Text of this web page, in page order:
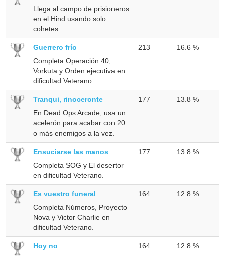
Llega al campo de prisioneros
en el Hind usando solo
cohetes.
Guerrero frío
Completa Operación 40,
Vorkuta y Orden ejecutiva en
dificultad Veterano.
213 16.6 %
Tranqui, rinoceronte
En Dead Ops Arcade, usa un
acelerón para acabar con 20
o más enemigos a la vez.
177 13.8 %
Ensuciarse las manos
Completa SOG y El desertor
en dificultad Veterano.
177 13.8 %
Es vuestro funeral
Completa Números, Proyecto
Nova y Victor Charlie en
dificultad Veterano.
164 12.8 %
Hoy no
164 12.8 %